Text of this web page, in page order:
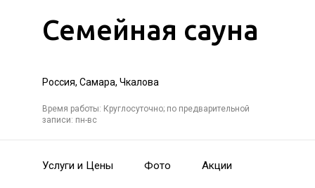
Семейная сауна
Россия, Самара, Чкалова
Время работы: Круглосуточно; по предварительной
записи: пн-вс
Услуги и Цены Фото Акции